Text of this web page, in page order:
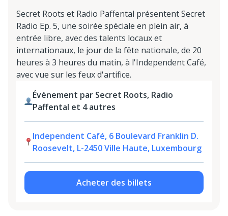
Secret Roots et Radio Paffental présentent Secret
Radio Ep. 5, une soirée spéciale en plein air, à
entrée libre, avec des talents locaux et
internationaux, le jour de la fête nationale, de 20
heures à 3 heures du matin, à l'Independent Café,
avec vue sur les feux d'artifice.
Événement par Secret Roots, Radio
Paffental et 4 autres
Independent Café, 6 Boulevard Franklin D.
Roosevelt, L-2450 Ville Haute, Luxembourg
Acheter des billets